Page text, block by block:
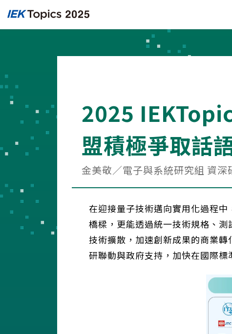
2025
盟積極爭取話
金美敬／電子與系統研究組 資深
在迎接量子技術邁向實用化過程
橋樑，更能透過統一技術規格、
技術擴散，加速創新成果的商業
研聯動與政府支持，加快在國際